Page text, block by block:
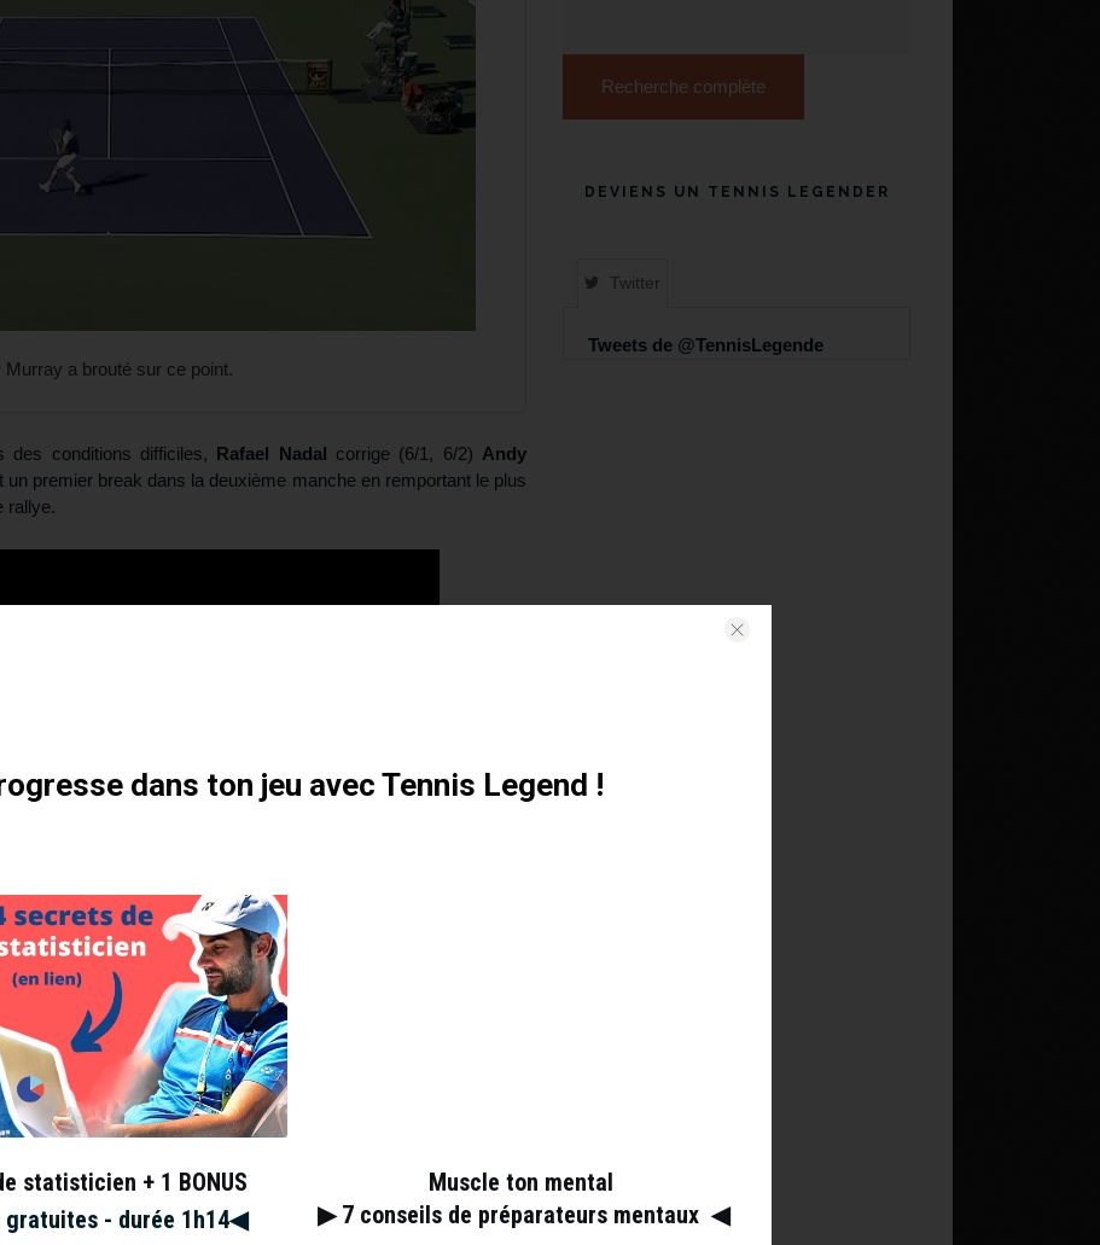
Murray a brouté sur ce point.
des conditions difficiles, Rafael Nadal corrige (6/1, 6/2) Andy
un premier break dans la deuxième manche en remportant le plus
rallye.
Recherche complète
DEVIENS UN TENNIS LEGENDER
Twitter
Tweets de @TennisLegende
dans ton jeu avec Tennis Legend !
statisticien + 1 BONUS
- durée 1h14◀︎
Muscle ton mental
▶︎ 7 conseils de préparateurs mentaux ◀︎